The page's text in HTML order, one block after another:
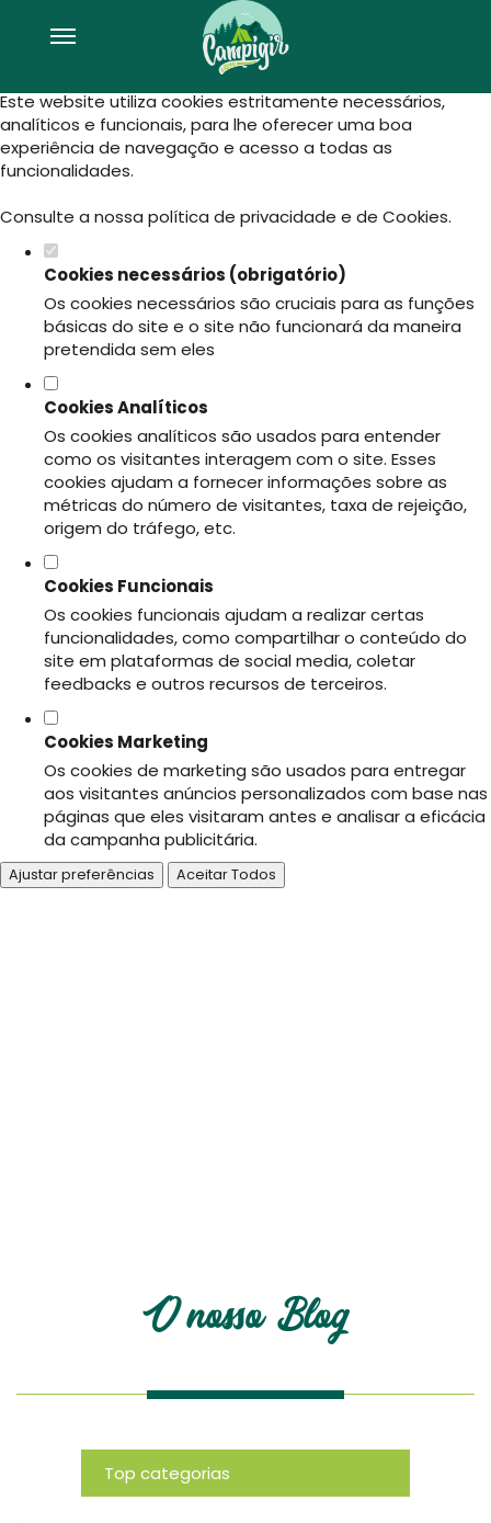
Defina as suas preferências de
cookies para este website.
Este website utiliza cookies estritamente necessários,
analíticos e funcionais, para lhe oferecer uma boa
experiência de navegação e acesso a todas as
funcionalidades.
Consulte a nossa política de privacidade e de Cookies.
Cookies necessários (obrigatório)
Os cookies necessários são cruciais para as funções
básicas do site e o site não funcionará da maneira
pretendida sem eles
Cookies Analíticos
Os cookies analíticos são usados para entender
como os visitantes interagem com o site. Esses
cookies ajudam a fornecer informações sobre as
métricas do número de visitantes, taxa de rejeição,
origem do tráfego, etc.
Cookies Funcionais
Os cookies funcionais ajudam a realizar certas
funcionalidades, como compartilhar o conteúdo do
site em plataformas de social media, coletar
feedbacks e outros recursos de terceiros.
Cookies Marketing
Os cookies de marketing são usados para entregar
aos visitantes anúncios personalizados com base nas
páginas que eles visitaram antes e analisar a eficácia
da campanha publicitária.
Ajustar preferências Aceitar Todos
O nosso Blog
Top categorias